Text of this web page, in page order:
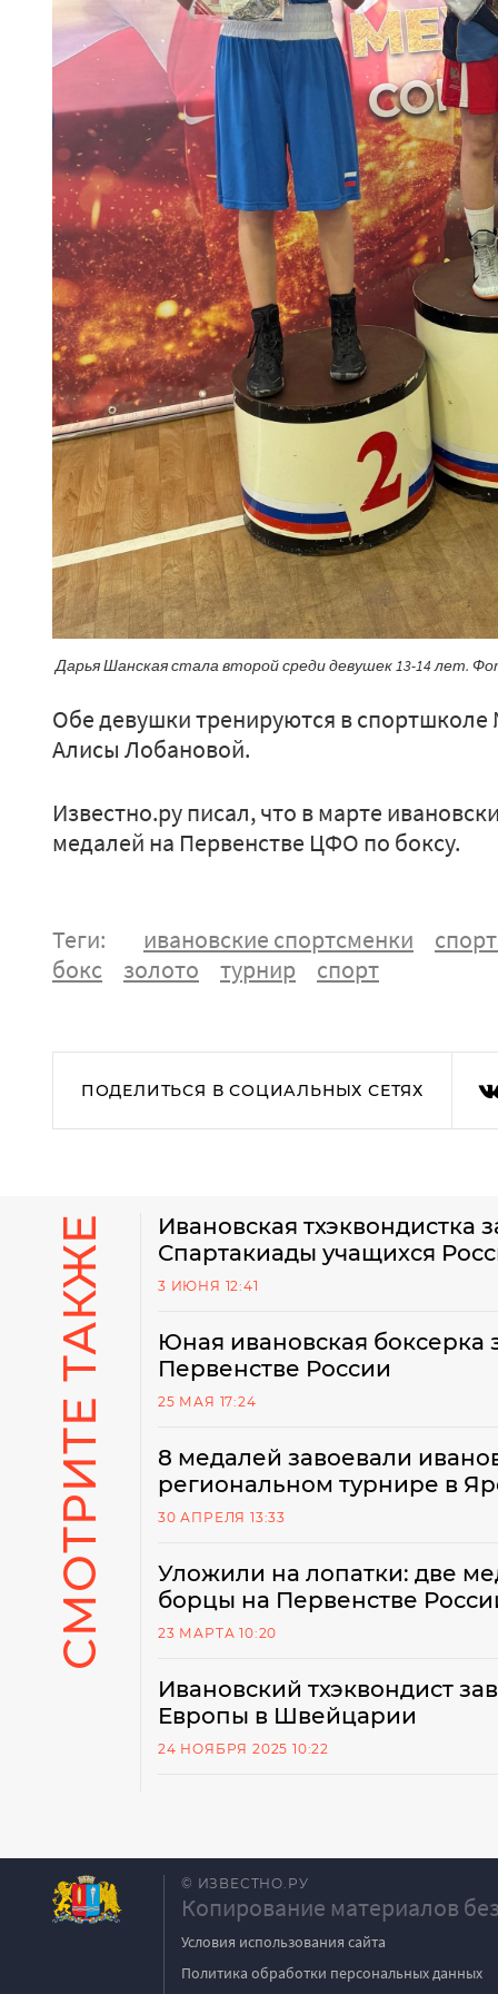
Дарья Шанская стала второй среди девушек 13-14 лет.
Обе девушки тренируются в
Алисы Лобановой.
Известно.ру писал, что в марте
медалей на Первенстве ЦФО по боксу.
Теги: ивановские спортсменки
бокс
золото турнир спорт
ПОДЕЛИТЬСЯ В СОЦИАЛЬНЫХ СЕТЯХ
СМОТРИТЕ ТАКЖЕ
Ивановская тхэквондистка
Спартакиады учащихся
3 ИЮНЯ 12:41
Юная ивановская боксерка
Первенстве России
25 МАЯ 17:24
8 медалей завоевали
региональном турнире в
30 АПРЕЛЯ 13:33
Уложили на лопатки: две
борцы на Первенстве
23 МАРТА 10:20
Ивановский тхэквондист
Европы в Швейцарии
24 НОЯБРЯ 2025 10:22
© ИЗВЕСТНО.РУ
Копирование материалов
Условия использования сайта
Политика обработки персональных данных